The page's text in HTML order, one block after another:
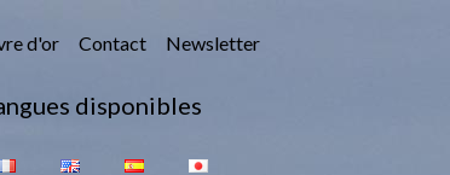
d'or Contact Newsletter
disponibles